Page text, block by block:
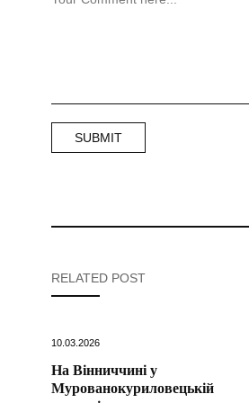
RELATED POST
10.03.2026
На Вінниччині у
Мурованокуриловецькій